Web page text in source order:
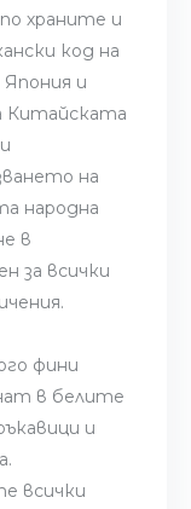
храните и
код на
Япония и
Китайската
на
народна
в
за всички
фини
в белите
и
всички